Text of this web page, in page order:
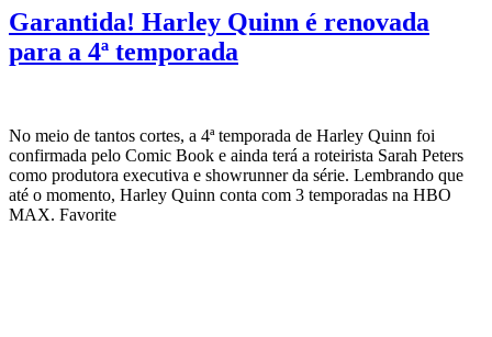
Garantida! Harley Quinn é renovada
para a 4ª temporada
No meio de tantos cortes, a 4ª temporada de Harley Quinn foi
confirmada pelo Comic Book e ainda terá a roteirista Sarah Peters
como produtora executiva e showrunner da série. Lembrando que
até o momento, Harley Quinn conta com 3 temporadas na HBO
MAX. Favorite